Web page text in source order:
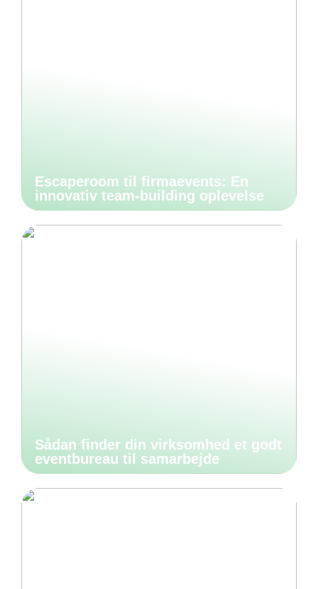
Escaperoom til firmaevents: En
innovativ team-building oplevelse
Sådan finder din virksomhed et godt
eventbureau til samarbejde